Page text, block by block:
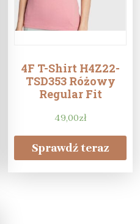
4F T-Shirt H4Z22-
TSD353 Różowy
Regular Fit
49,00zł
Sprawdź teraz